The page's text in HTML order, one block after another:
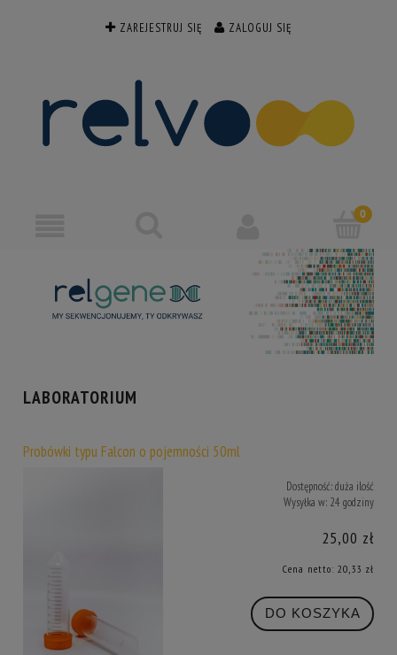
ZAREJESTRUJ SIĘ ZALOGUJ SIĘ
LABORATORIUM
Probówki typu Falcon o pojemności 50ml
Dostępność:duża ilość
Wysyłka w: 24 godziny
25,00 zł
Cena netto: 20,33 zł
DO KOSZYKA